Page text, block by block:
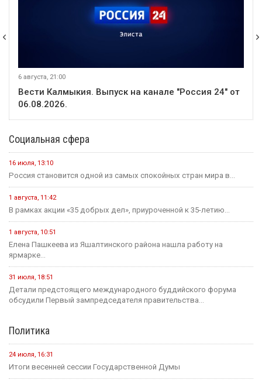
5 августа, 21:00
Вести Калмыкия. Выпуск на канале "Россия 24" от
05.08.2026.
Социальная сфера
16 июля, 13:10
Россия становится одной из самых спокойных стран мира в...
1 августа, 11:42
В рамках акции «35 добрых дел», приуроченной к 35-летию...
1 августа, 10:51
Елена Пашкеева из Яшалтинского района нашла работу на
ярмарке...
31 июля, 18:51
Детали предстоящего международного буддийского форума
обсудили Первый зампредседателя правительства...
Политика
24 июля, 16:31
Итоги весенней сессии Государственной Думы